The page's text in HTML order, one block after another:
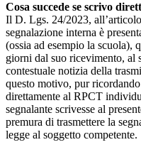
Cosa succede se scrivo
Il D. Lgs. 24/2023,
segnalazione interna è
(ossia ad esempio la scuola),
giorni dal suo ricevimento, al
contestuale notizia della
questo motivo, pur
direttamente al RPCT
segnalante scrivesse al
premura di trasmettere la
legge al soggetto competente.